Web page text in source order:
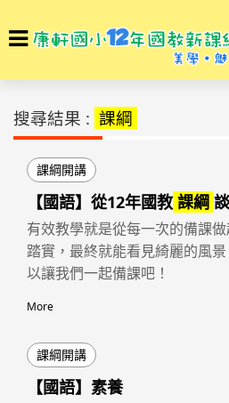
選
搜尋結果 : 課綱
課綱開講
【國語】從12年國教 課綱
有效教學就是從每一次的備課
踏實，最終就能看見綺麗的風
以讓我們一起備課吧！
More
課綱開講
【國語】素養